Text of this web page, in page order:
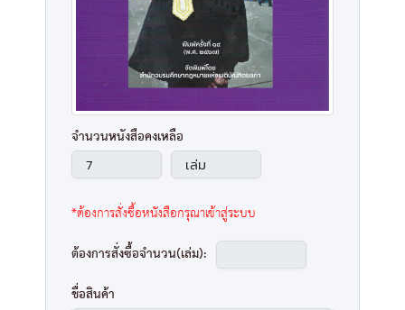
จำนวนหนังสือคงเหลือ
*ต้องการสั่งซื้อหนังสือกรุณาเข้าสู่ระบบ
ต้องการสั่งซื้อจำนวน(เล่ม):
ชื่อสินค้า